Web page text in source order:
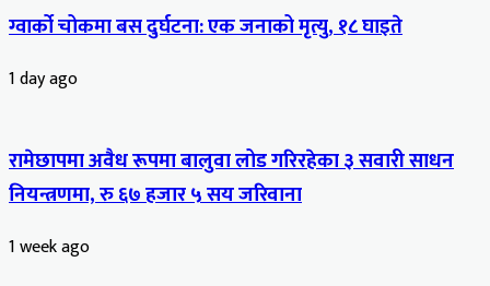
ग्वार्को चोकमा बस दुर्घटना: एक जनाको मृत्यु, १८ घाइते
1 day ago
रामेछापमा अवैध रूपमा बालुवा लोड गरिरहेका ३ सवारी साधन
नियन्त्रणमा, रु ६७ हजार ५ सय जरिवाना
1 week ago